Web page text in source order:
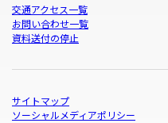
交通アクセス一覧
お問い合わせ一覧
資料送付の停止
サイトマップ
ソーシャルメディアポリシー